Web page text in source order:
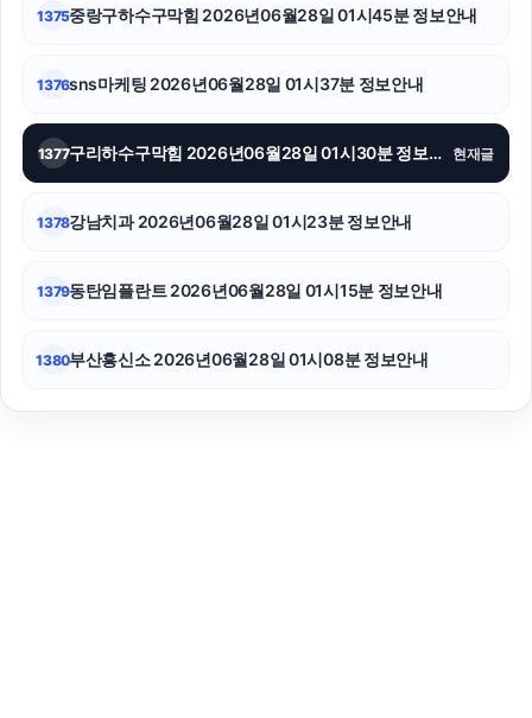
1375중랑구하수구막힘 2026년06월28일 01시45분 정보안내
1376sns마케팅 2026년06월28일 01시37분 정보안내
1377 구리하수구막힘 2026년06월28일 01시30분 정보안내 현재글
1378강남치과 2026년06월28일 01시23분 정보안내
1379동탄임플란트 2026년06월28일 01시15분 정보안내
1380부산흥신소 2026년06월28일 01시08분 정보안내